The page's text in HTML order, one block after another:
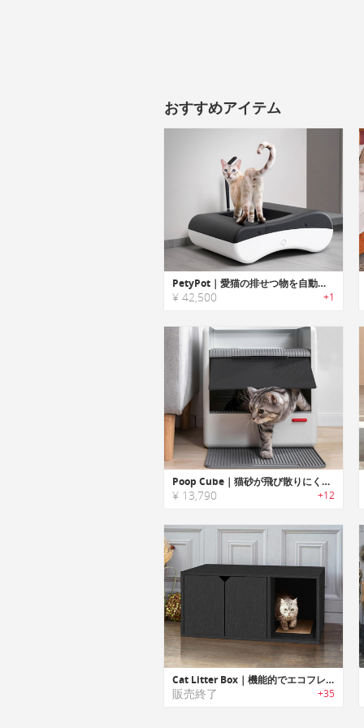
おすすめアイテム
PetyPot｜愛猫の排せつ物を自動で処理するスマートトイレシステム
¥ 42,500 +1
Poop Cube｜猫砂が飛び散りにくい3-in-1クリーニングセット付き猫トイレ「プープキューブ」
¥ 13,790 +12
Cat Litter Box｜機能的でエコフレンドリーな家具調猫トイレ
販売終了 +35